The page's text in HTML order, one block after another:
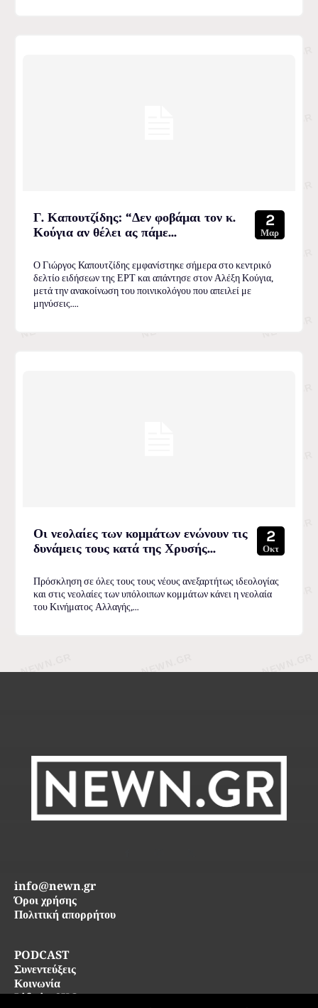
Γ. Καπουτζίδης: “Δεν φοβάμαι τον κ.
Κούγια αν θέλει ας πάμε...
2
Μαρ
Ο Γιώργος Καπουτζίδης εμφανίστηκε σήμερα στο κεντρικό
δελτίο ειδήσεων της ΕΡΤ και απάντησε στον Αλέξη Κούγια,
μετά την ανακοίνωση του ποινικολόγου που απειλεί με
μηνύσεις....
Οι νεολαίες των κομμάτων ενώνουν τις
δυνάμεις τους κατά της Χρυσής...
2
Οκτ
Πρόσκληση σε όλες τους τους νέους ανεξαρτήτως ιδεολογίας
και στις νεολαίες των υπόλοιπων κομμάτων κάνει η νεολαία
του Κινήματος Αλλαγής,...
PODCAST
Συνεντεύξεις
Κοινωνία
Life in SKG
info@newn.gr
Όροι χρήσης
Πολιτική απορρήτου